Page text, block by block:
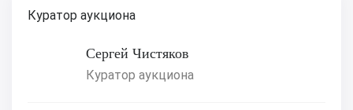
Куратор аукциона
Сергей Чистяков
Куратор аукциона